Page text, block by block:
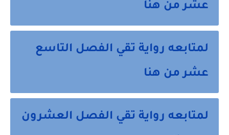
عشر من هنا
لمتابعه رواية تقي الفصل التاسع
عشر من هنا
لمتابعه رواية تقي الفصل العشرون